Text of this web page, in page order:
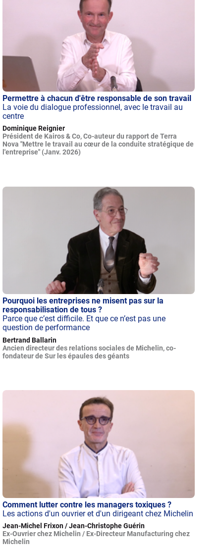
Permettre à chacun d'être responsable de son travail
La voie du dialogue professionnel, avec le travail au
centre
Dominique Reignier
Président de Kairos & Co, Co-auteur du rapport de Terra
Nova "Mettre le travail au cœur de la conduite stratégique de
l'entreprise" (Janv. 2026)
Pourquoi les entreprises ne misent pas sur la
responsabilisation de tous ?
Parce que c’est difficile. Et que ce n’est pas une
question de performance
Bertrand Ballarin
Ancien directeur des relations sociales de Michelin, co-
fondateur de Sur les épaules des géants
Comment lutter contre les managers toxiques ?
Les actions d'un ouvrier et d'un dirigeant chez Michelin
Jean-Michel Frixon / Jean-Christophe Guérin
Ex-Ouvrier chez Michelin / Ex-Directeur Manufacturing chez
Michelin